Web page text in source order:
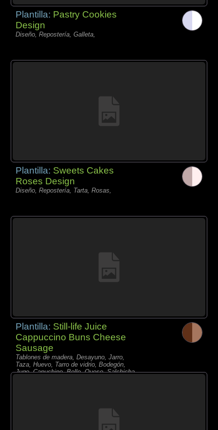
Plantilla: Pastry Cookies
Design
Diseño, Repostería, Galleta,
Plantilla: Sweets Cakes
Roses Design
Diseño, Repostería, Tarta, Rosas,
Plantilla: Still-life Juice
Cappuccino Buns Cheese
Sausage
Tablones de madera, Desayuno, Jarro,
Taza, Huevo, Tarro de vidrio, Bodegón,
Jugo, Capuchino, Bollo, Queso, Salchicha,